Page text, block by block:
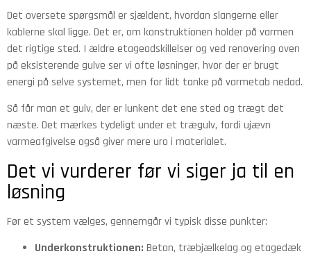
Det oversete spørgsmål er sjældent, hvordan slangerne eller
kablerne skal ligge. Det er, om konstruktionen holder på varmen
det rigtige sted. I ældre etageadskillelser og ved renovering oven
på eksisterende gulve ser vi ofte løsninger, hvor der er brugt
energi på selve systemet, men for lidt tanke på varmetab nedad.
Så får man et gulv, der er lunkent det ene sted og trægt det
næste. Det mærkes tydeligt under et trægulv, fordi ujævn
varmeafgivelse også giver mere uro i materialet.
Det vi vurderer før vi siger ja til en
løsning
Før et system vælges, gennemgår vi typisk disse punkter:
Underkonstruktionen: Beton, træbjælkelag og etagedæk